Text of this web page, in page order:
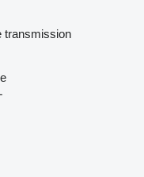
transmission